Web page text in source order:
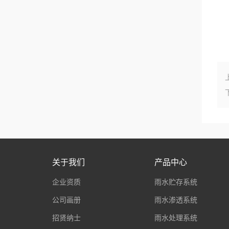
关于我们
企业资质
公司画册
招贤纳士
产品中心
雨水贮存系统
雨水渗透系统
雨水处理系统